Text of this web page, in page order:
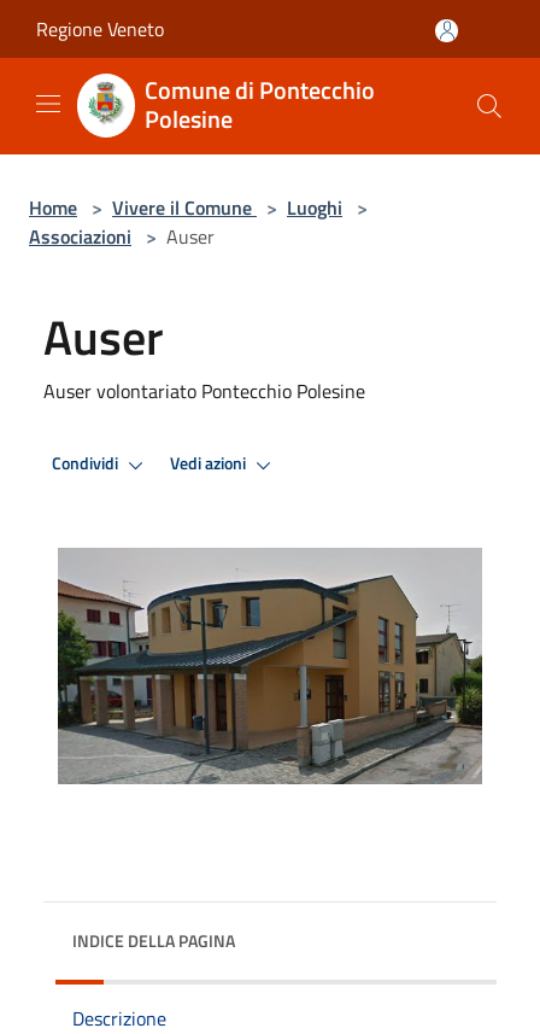
Regione Veneto
Comune di Pontecchio
Polesine
Home > Vivere il Comune > Luoghi >
Associazioni > Auser
Auser
Auser volontariato Pontecchio Polesine
Condividi Vedi azioni
INDICE DELLA PAGINA
Descrizione